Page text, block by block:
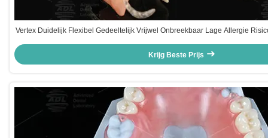
Vertex Duidelijk Flexibel Gedeeltelijk Vrijwel Onbreekbaar Lage Allergie
Krijg Beste Prijs